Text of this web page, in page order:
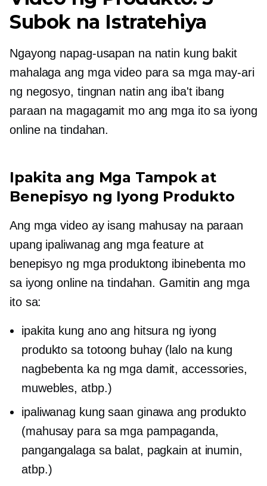
Subok na Istratehiya
Ngayong napag-usapan na natin kung bakit
mahalaga ang mga video para sa mga may-ari
ng negosyo, tingnan natin ang iba't ibang
paraan na magagamit mo ang mga ito sa iyong
online na tindahan.
Ipakita ang Mga Tampok at
Benepisyo ng Iyong Produkto
Ang mga video ay isang mahusay na paraan
upang ipaliwanag ang mga feature at
benepisyo ng mga produktong ibinebenta mo
sa iyong online na tindahan. Gamitin ang mga
ito sa:
ipakita kung ano ang hitsura ng iyong
produkto sa totoong buhay (lalo na kung
nagbebenta ka ng mga damit, accessories,
muwebles, atbp.)
ipaliwanag kung saan ginawa ang produkto
(mahusay para sa mga pampaganda,
pangangalaga sa balat, pagkain at inumin,
atbp.)